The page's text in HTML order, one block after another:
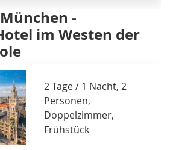
-
im Westen der
2 Tage / 1 Nacht, 2
Personen,
Doppelzimmer,
Frühstück